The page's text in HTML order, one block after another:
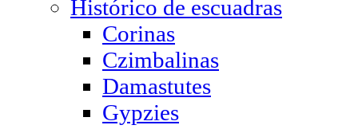
Histórico de escuadras
Corinas
Czimbalinas
Damastutes
Gypzies